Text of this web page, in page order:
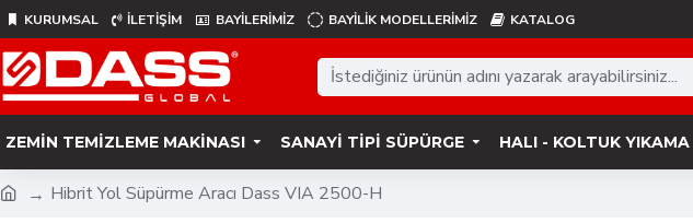
KURUMSAL İLETİŞİM BAYİLERİMİZ BAYILIK MODELLERIMIZ KATALOG
ZEMIN TEMIZLEME MAKINASI SANAYI TIPI SÜPÜRGE HALI - KOLTUK YIKAMA
Hibrit Yol Süpürme Aracı Dass VIA 2500-H